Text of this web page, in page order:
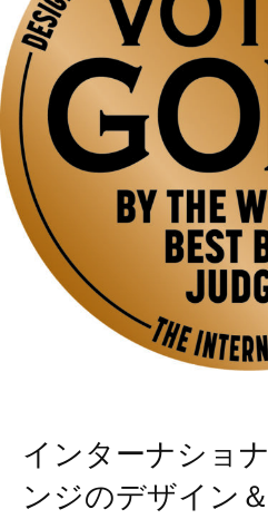
インターナショ
ンジのデザイン